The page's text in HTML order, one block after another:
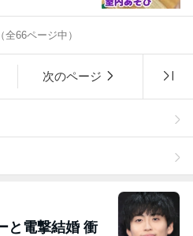
全66ページ中）
次のページ
と電撃結婚 衝